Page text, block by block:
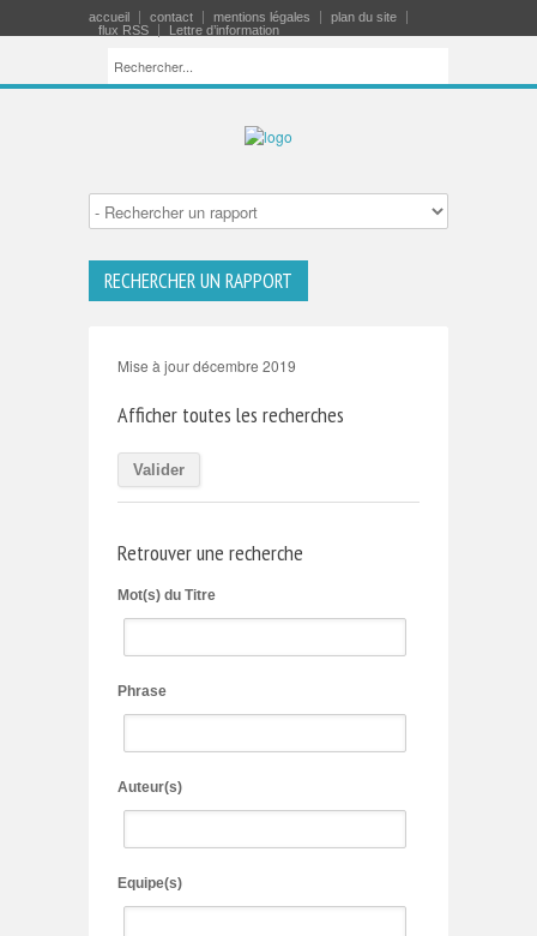
accueil contact mentions légales
plan du site
flux RSS
Lettre d’information
RECHERCHER UN RAPPORT
Mise à jour décembre 2019
Afficher toutes les recherches
Valider
Retrouver une recherche
Mot(s) du Titre
Phrase
Auteur(s)
Equipe(s)